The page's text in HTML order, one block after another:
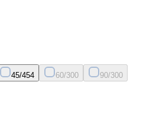
45/454 60/300 90/300